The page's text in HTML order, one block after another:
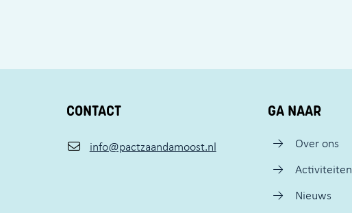
CONTACT
info@pactzaandamoost.nl
GA NAAR
Over ons
Activiteiten
Nieuws